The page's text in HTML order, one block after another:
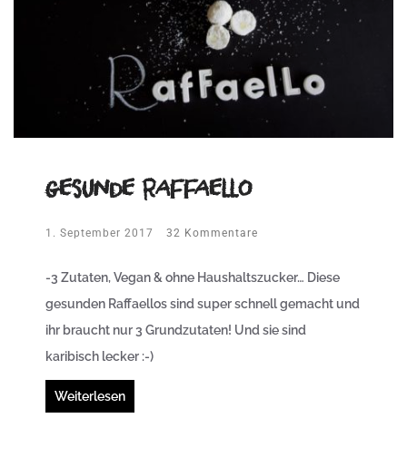
gesunde Raffaello
1. September 2017 32 Kommentare
-3 Zutaten, Vegan & ohne Haushaltszucker… Diese
gesunden Raffaellos sind super schnell gemacht und
ihr braucht nur 3 Grundzutaten! Und sie sind
karibisch lecker :-)
Weiterlesen